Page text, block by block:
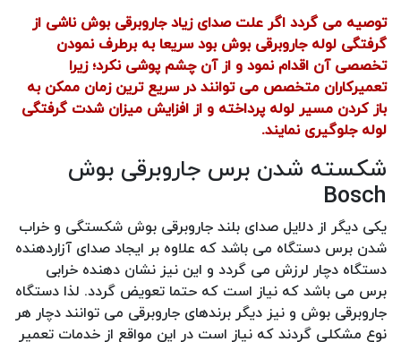
توصیه می گردد اگر علت صدای زیاد جاروبرقی بوش ناشی از
گرفتگی لوله جاروبرقی بوش بود سریعا به برطرف نمودن
تخصصی آن اقدام نمود و از آن چشم پوشی نکرد؛ زیرا
تعمیرکاران متخصص می توانند در سریع ترین زمان ممکن به
باز کردن مسیر لوله پرداخته و از افزایش میزان شدت گرفتگی
لوله جلوگیری نمایند.
شکسته شدن برس جاروبرقی بوش
Bosch
یکی دیگر از دلایل صدای بلند جاروبرقی بوش شکستگی و خراب
شدن برس دستگاه می باشد که علاوه بر ایجاد صدای آزاردهنده
دستگاه دچار لرزش می گردد و این نیز نشان دهنده خرابی
برس می باشد که نیاز است که حتما تعویض گردد. لذا دستگاه
جاروبرقی بوش و نیز دیگر برندهای جاروبرقی می توانند دچار هر
نوع مشکلی گردند که نیاز است در این مواقع از خدمات تعمیر